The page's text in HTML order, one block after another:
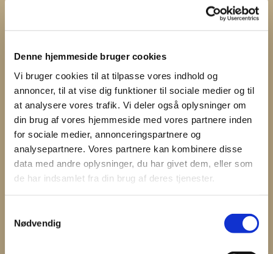
Denne hjemmeside bruger cookies
Vi bruger cookies til at tilpasse vores indhold og
annoncer, til at vise dig funktioner til sociale medier og til
at analysere vores trafik. Vi deler også oplysninger om
din brug af vores hjemmeside med vores partnere inden
for sociale medier, annonceringspartnere og
analysepartnere. Vores partnere kan kombinere disse
data med andre oplysninger, du har givet dem, eller som
de har indsamlet fra din brug af deres tjenester.
Nødvendig